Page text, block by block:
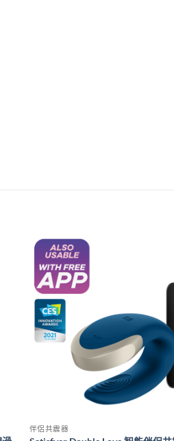
伴侶共震器